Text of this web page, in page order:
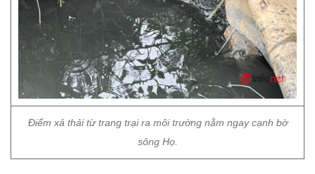
Điểm xả thải từ trang trại ra môi trường nằm ngay cạnh bờ
sông Họ.